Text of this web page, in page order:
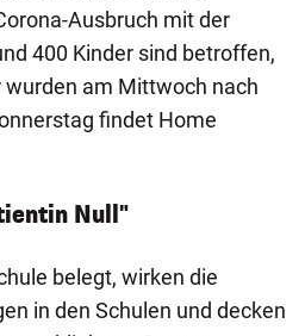
Ausbruch mit der
400 Kinder sind betroffen,
wurden am Mittwoch nach
findet Home
Null"
belegt, wirken die
in den Schulen und decken